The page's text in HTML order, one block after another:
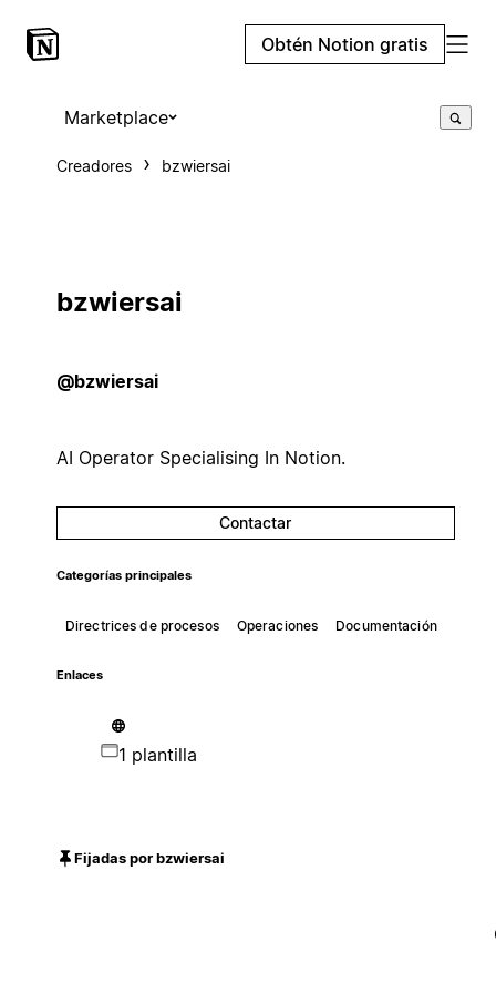
Obtén Notion gratis
Marketplace
Creadores bzwiersai
bzwiersai
@bzwiersai
AI Operator Specialising In Notion.
Contactar
Categorías principales
Directrices de procesos Operaciones Documentación
Enlaces
1 plantilla
Fijadas por bzwiersai